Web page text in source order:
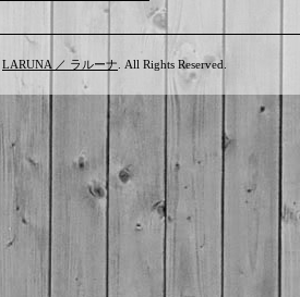
LARUNA ／ ラルーナ . All Rights Reserved.